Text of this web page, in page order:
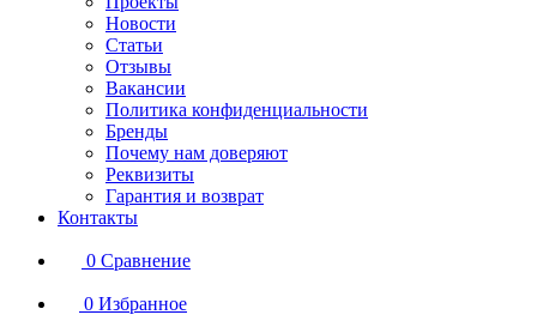
Новости
Статьи
Отзывы
Вакансии
Политика конфиденциальности
Бренды
Почему нам доверяют
Реквизиты
Гарантия и возврат
Контакты
0 Сравнение
0 Избранное